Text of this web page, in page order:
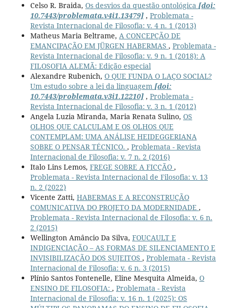
Celso R. Braida, Os desvios da questão ontológica [doi:
10.7443/problemata.v4i1.13479], Problemata -
Revista Internacional de Filosofia: v. 4 n. 1 (2013)
Matheus Maria Beltrame, A CONCEPÇÃO DE
EMANCIPAÇÃO EM JÜRGEN HABERMAS , Problemata -
Revista Internacional de Filosofia: v. 9 n. 1 (2018): A
FILOSOFIA ALEMÃ: Edição especial
Alexandre Rubenich, O QUE FUNDA O LAÇO SOCIAL?
Um estudo sobre a lei da linguagem [doi:
10.7443/problemata.v3i1.12210], Problemata -
Revista Internacional de Filosofia: v. 3 n. 1 (2012)
Angela Luzia Miranda, Maria Renata Sulino, OS
OLHOS QUE CALCULAM E OS OLHOS QUE
CONTEMPLAM: UMA ANÁLISE HEIDEGGERIANA
SOBRE O PENSAR TÉCNICO. , Problemata - Revista
Internacional de Filosofia: v. 7 n. 2 (2016)
Italo Lins Lemos, FREGE SOBRE A FICÇÃO ,
Problemata - Revista Internacional de Filosofia: v. 13
n. 2 (2022)
Vicente Zatti, HABERMAS E A RECONSTRUÇÃO
COMUNICATIVA DO PROJETO DA MODERNIDADE ,
Problemata - Revista Internacional de Filosofia: v. 6 n.
2 (2015)
Wellington Amâncio Da Silva, FOUCAULT E
INDIGENCIAÇÃO – AS FORMAS DE SILENCIAMENTO E
INVISIBILIZAÇÃO DOS SUJEITOS , Problemata - Revista
Internacional de Filosofia: v. 6 n. 3 (2015)
Plínio Santos Fontenelle, Eline Mesquita Almeida, O
ENSINO DE FILOSOFIA: , Problemata - Revista
Internacional de Filosofia: v. 16 n. 1 (2025): OS